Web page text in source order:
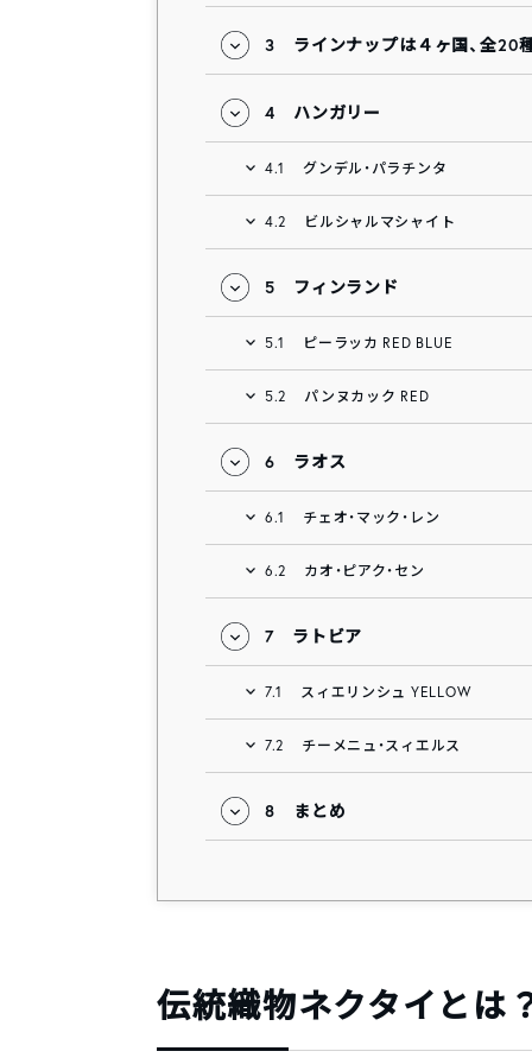
3 ラインナップは４ヶ国、全20
4 ハンガリー
4.1 グンデル・パラチンタ
4.2 ビルシャルマシャイト
5 フィンランド
5.1 ピーラッカ RED BLUE
5.2 パンヌカック RED
6 ラオス
6.1 チェオ・マック・レン
6.2 カオ・ピアク・セン
7 ラトビア
7.1 スィエリンシュ YELLOW
7.2 チーメニュ・スィエルス
8 まとめ
伝統織物ネクタイとは